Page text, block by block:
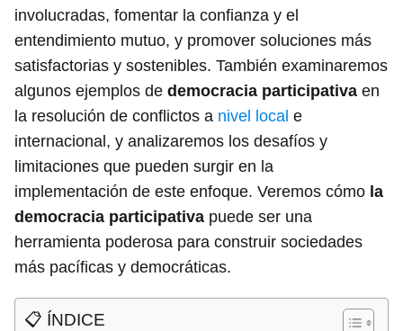
involucradas, fomentar la confianza y el
entendimiento mutuo, y promover soluciones más
satisfactorias y sostenibles. También examinaremos
algunos ejemplos de democracia participativa en
la resolución de conflictos a nivel local e
internacional, y analizaremos los desafíos y
limitaciones que pueden surgir en la
implementación de este enfoque. Veremos cómo la
democracia participativa puede ser una
herramienta poderosa para construir sociedades
más pacíficas y democráticas.
📋 ÍNDICE